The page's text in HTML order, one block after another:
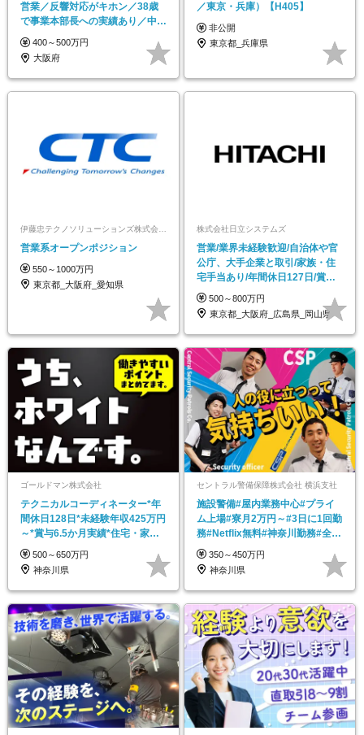
営業／反響対応がキホン／38歳
で事業本部長への実績あり／中途
入社100％／厚待遇
400～500万円
大阪府
／東京・兵庫）【H405】
非公開
東京都_兵庫県
伊藤忠テクノソリューションズ株式会社【ポジションマッチ登録】
営業系オープンポジション
550～1000万円
東京都_大阪府_愛知県
株式会社日立システムズ
営業/業界未経験歓迎/自治体や官
公庁、大手企業と取引/家族・住
宅手当あり/年間休日127日/賞与
年2回
500～800万円
東京都_大阪府_広島県_岡山県
ゴールドマン株式会社
テクニカルコーディネーター*年
間休日128日*未経験年収425万円
～*賞与6.5か月実績*住宅・家族
手当あり*
500～650万円
神奈川県
セントラル警備保障株式会社 横浜支社
施設警備#屋内業務中心#プライ
ム上場#寮月2万円～#3日に1回勤
務#Netflix無料#神奈川勤務#全員
面接
350～450万円
神奈川県